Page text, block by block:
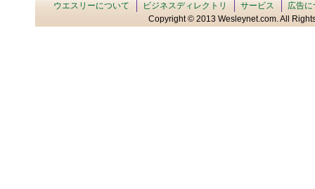
ウエスリーについて ビジネスディレクトリ サービス
広告に
Copyright © 2013 Wesleynet.com. All